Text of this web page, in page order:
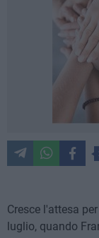
Cresce l'attesa
luglio, quando